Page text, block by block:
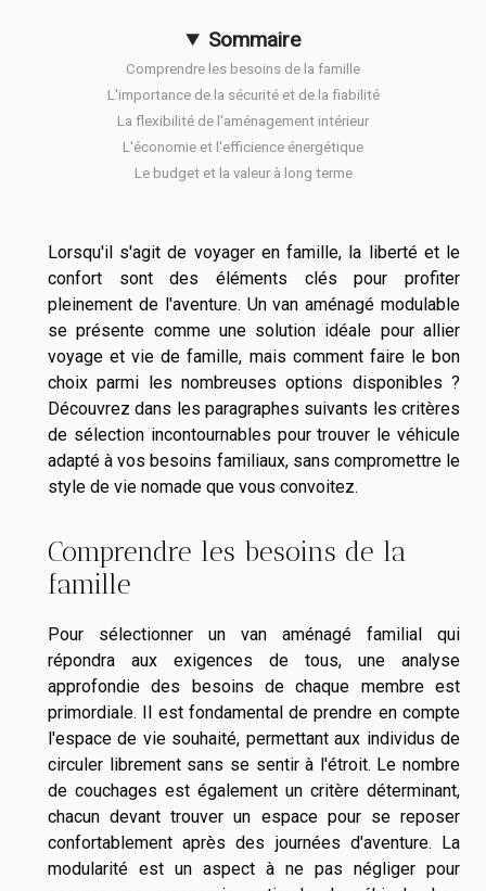
Sommaire
Comprendre les besoins de la famille
L'importance de la sécurité et de la fiabilité
La flexibilité de l'aménagement intérieur
L'économie et l'efficience énergétique
Le budget et la valeur à long terme
Lorsqu'il s'agit de voyager en famille, la liberté et le
confort sont des éléments clés pour profiter
pleinement de l'aventure. Un van aménagé modulable
se présente comme une solution idéale pour allier
voyage et vie de famille, mais comment faire le bon
choix parmi les nombreuses options disponibles ?
Découvrez dans les paragraphes suivants les critères
de sélection incontournables pour trouver le véhicule
adapté à vos besoins familiaux, sans compromettre le
style de vie nomade que vous convoitez.
Comprendre les besoins de la
famille
Pour sélectionner un van aménagé familial qui
répondra aux exigences de tous, une analyse
approfondie des besoins de chaque membre est
primordiale. Il est fondamental de prendre en compte
l'espace de vie souhaité, permettant aux individus de
circuler librement sans se sentir à l'étroit. Le nombre
de couchages est également un critère déterminant,
chacun devant trouver un espace pour se reposer
confortablement après des journées d'aventure. La
modularité est un aspect à ne pas négliger pour